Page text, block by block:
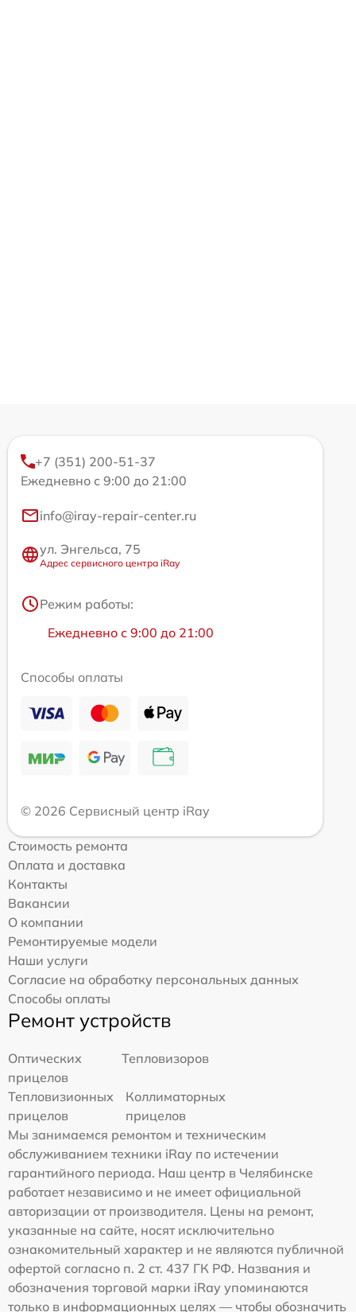
+7 (351) 200-51-37
Ежедневно с 9:00 до 21:00
info@iray-repair-center.ru
ул. Энгельса, 75
Адрес сервисного центра iRay
Режим работы:
Ежедневно с 9:00 до 21:00
Способы оплаты
© 2026 Сервисный центр iRay
Стоимость ремонта
Оплата и доставка
Контакты
Вакансии
О компании
Ремонтируемые модели
Наши услуги
Согласие на обработку персональных данных
Способы оплаты
Ремонт устройств
Оптических
прицелов
Тепловизоров
Тепловизионных
прицелов
Коллиматорных
прицелов
Мы занимаемся ремонтом и техническим
обслуживанием техники iRay по истечении
гарантийного периода. Наш центр в Челябинске
работает независимо и не имеет официальной
авторизации от производителя. Цены на ремонт,
указанные на сайте, носят исключительно
ознакомительный характер и не являются публичной
офертой согласно п. 2 ст. 437 ГК РФ. Названия и
обозначения торговой марки iRay упоминаются
только в информационных целях — чтобы обозначить